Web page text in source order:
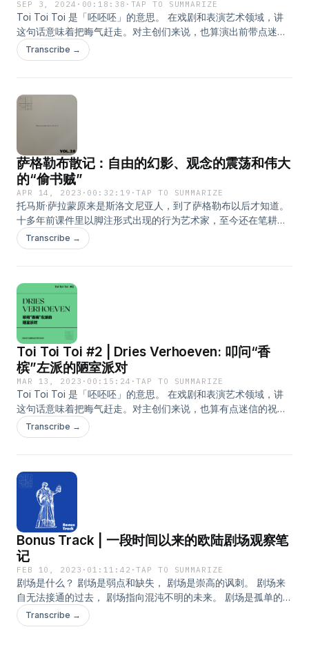
下，艺术创作者究竟该如何回应？ - 主播：Orange 微博 @道听
途说播客 「道听途说」是假艺术节的独立播客项目。 本期内容的
配套图文索引，已同步更新在微信公众平台「假艺术节」。
SEP 3, 2024 · 00:18:38 · TAP TO SUMMARIZE
Toi Toi Toi 是「呸呸呸」的意思。 在戏剧和表演艺术领域，讲
这句话意味着把晦气赶走。对主创们来说，也算演出前带点迷信
的祝福。 「道听途说」开设的同名短播客小单元，以欧陆为圆
心，记录主播在剧场内外的经历与观察。节目中的即时思绪，也
接任鲁尔三年展艺术总监之后的亮相作品，由他本人执导。编舞
Hüller。至于音乐的部分，则全部来自 PJ Harvey 的过往唱片。
“我们将跟随主人公尝试成为真正的自己，挑战社会对她的角色和
期望。她在各种相遇、各种关系和各种城市中穿梭，重塑自我。”
节目册里浓缩的简介，究竟有没有通过舞台上的演出完美传递？
Ivo van Hove 把 PJ Harvey 的歌次序打乱再重组，究竟想要重
塑谁的“自我”？ 去鲁尔三年展看戏，其实原本不在今年夏天的节
展计划之中。移居荷兰三年多，对戏剧和表演艺术的理解，产生
了诸多变化。尽管细数依然欣赏了佳作若干，也留下了厚厚一叠
很难再提起兴致，分出时间，去记录那些过眼云烟般的小题大
做。 但话说回来，有机会听 Sandra Hüller 唱演 PJ Harvey 的
歌，怎么可以错过呢！ - 主播：Orange 微博 @道听途说播客
「道听途说」是假艺术节的独立播客项目。 本期内容的配套图文
索引，已同步更新在微信公众平台「假艺术节」。
Transcribe →
萨格勒布散记：自由的幻影、观念的震荡和伟大
的“偷书贼”
APR 14, 2023 · 00:32:19 ·TAP TO SUMMARIZE
托马斯·萨拉蒙原来是斯洛文尼亚人，到了萨格勒布以后才知道。
十多年前课件里以脚注形式出现的行为艺术家，至今还在笔耕不
辍地写诗，这也是不去萨格勒布不会知晓的事情。 不知道怎么记
录，也不知道播客录了些什么，甚至不太想写这段前言。许多激
发生命力，一直涌动，一直蓬勃。 - 主播：Orange 微博 @道听
途说播客 @OrangeElephantSalmon 「道听途说」是假艺术节
的独立播客项目。 本期内容的配套图文索引，已同步更新在微信
公众平台「假艺术节」。
Transcribe →
Toi Toi Toi #2 | Dries Verhoeven: 叩问“香
槟”左派的陋室派对
MAR 13, 2023 · 00:15:24 ·TAP TO SUMMARIZE
Toi Toi Toi 是「呸呸呸」的意思。 在戏剧和表演艺术领域，讲
这句话意味着把晦气赶走。对主创们来说，也算有点迷信的祝
福。 「道听途说」开设的同名短播客小单元，以欧陆剧场为圆
心，记录主播在剧场内外的经历与观察。节目中的即时思绪，也
Verhoeven 新作《亲爱的挚友》Dear beloved friend 上周在
ITA 完成首演。舞台上只有一张投影屏幕，画面里，是拉各斯当
地名团 Kininso Koncepts 在 Nollywood 棚内即时拍摄的现场电
影。 电影中穿插了排演、舞蹈和独白等各种剧场性极强的表达，
也有不少逃离于传统电影和剧场框架之外，令人无比迷惑，似是
而非的即兴成分，像是一场与眼前的精致格格不入的陋室派对。
散文般的旁白作为预先录制好的画外音同步呈现，内容一针见
血，直指颓废虚伪的人群对远方苦难的选择性关切。观众在金碧
辉煌的剧场中，通过实时传输的信号观看另一种对他们来说非常
陌生的，近乎破碎景观式的社会现实。 非洲极速增长的人口以及
难民潮阴影下欧陆中心主义视角的未来焦虑，是起初艺术家动身
Transcribe →
Bonus Track | 一段时间以来的欧陆剧场观察笔
记
FEB 10, 2023 · 01:11:42 ·TAP TO SUMMARIZE
剧场是什么？ 剧场是弱点和缺失， 剧场是崇高的讽刺。 剧场来
自无法接通的过去， 剧场指向混沌不明的未来。 剧场是孤单的电
子锅， 剧场是但丁的地狱， 剧场里的暴君被磨成浆糊， 剧场是
小丑们怀疑存在的条件。 剧场里的“政治正确”虚无做作， 剧场里
Transcribe →